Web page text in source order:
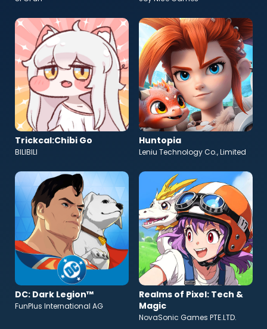
Trickcal:Chibi Go
BILIBILI
Huntopia
Leniu Technology Co., Limited
DC: Dark Legion™
FunPlus International AG
Realms of Pixel: Tech &
Magic
NovaSonic Games PTE.LTD.